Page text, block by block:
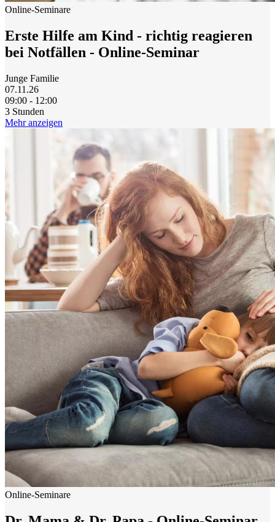
Online-Seminare
Erste Hilfe am Kind - richtig reagieren
bei Notfällen - Online-Seminar
Junge Familie
07.11.26
09:00 - 12:00
3 Stunden
Mehr anzeigen
Online-Seminare